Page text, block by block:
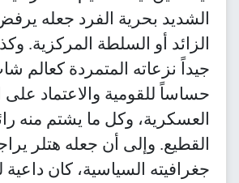
الشديد بحرية الفرد جعله
الزائد أو السلطة المركزية.
جيداً نزعاته المتمردة كعالم
حساساً للقومية والاعتماد على
العسكرية، وكل ما يشتم منه
القطيع. وإلى أن جعله هتلر
جغرافيته السياسية، كان